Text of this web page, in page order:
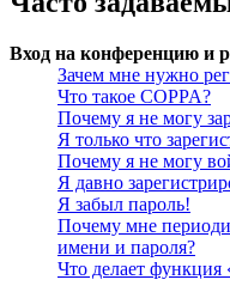
Вход на конференцию и
Зачем мне нужно
Что такое COPPA?
Почему я не могу
Я только что
Почему я не могу
Я давно
Я забыл пароль!
Почему мне
имени и пароля?
Что делает функция